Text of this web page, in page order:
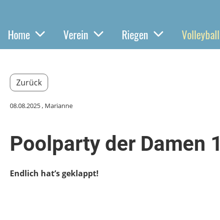
Home Verein Riegen Volleyball
Zurück
08.08.2025, Marianne
Poolparty der Damen
Endlich hat’s geklappt!